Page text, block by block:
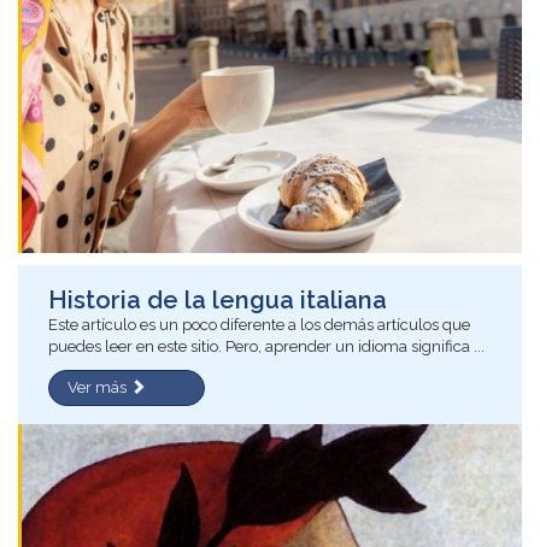
Historia de la lengua italiana
Este artículo es un poco diferente a los demás artículos que
puedes leer en este sitio. Pero, aprender un idioma significa ...
Ver más